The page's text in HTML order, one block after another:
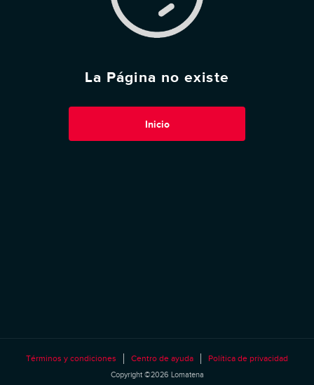
La Página no existe
Inicio
Términos y condiciones Centro de ayuda Política de privacidad
Copyright ©2026 Lomatena